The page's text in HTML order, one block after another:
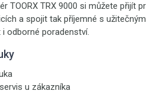
TOORX TRX 9000 si můžete
a spojit tak příjemné s
odborné poradenství.
u zákazníka